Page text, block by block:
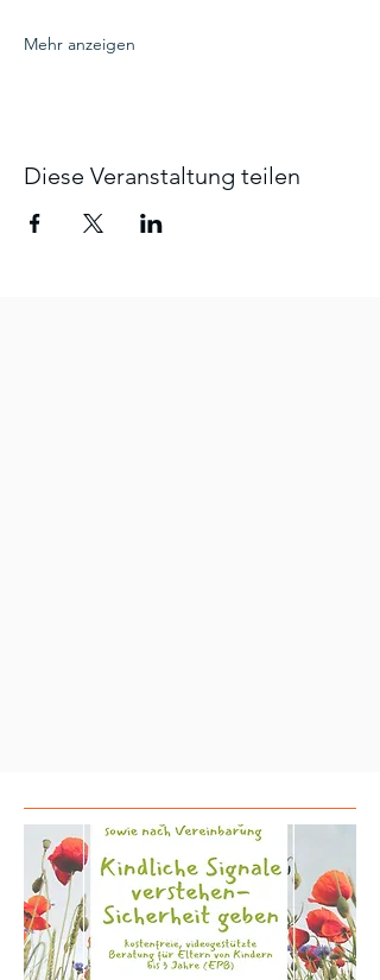
Mehr anzeigen
Diese Veranstaltung teilen